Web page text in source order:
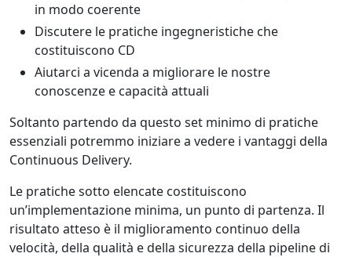
in modo coerente
Discutere le pratiche ingegneristiche che
costituiscono CD
Aiutarci a vicenda a migliorare le nostre
conoscenze e capacità attuali
Soltanto partendo da questo set minimo di pratiche
essenziali potremmo iniziare a vedere i vantaggi della
Continuous Delivery.
Le pratiche sotto elencate costituiscono
un’implementazione minima, un punto di partenza. Il
risultato atteso è il miglioramento continuo della
velocità, della qualità e della sicurezza della pipeline di